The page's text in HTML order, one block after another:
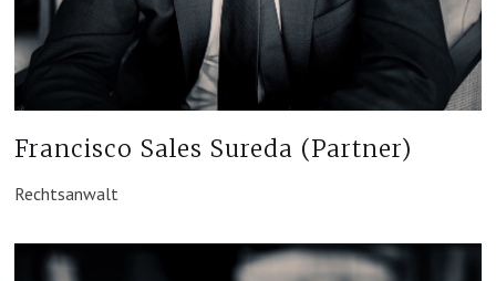
Francisco Sales Sureda (Partner)
Rechtsanwalt